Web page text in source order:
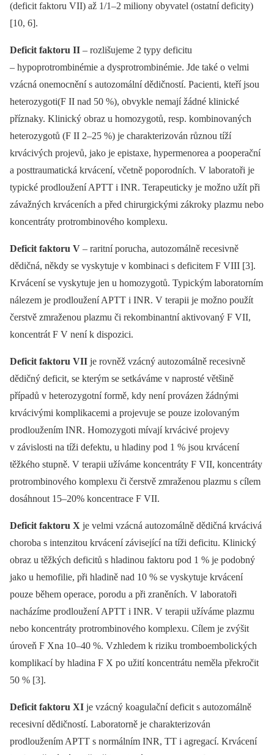
(deficit faktoru VII) až 1/1–2 miliony obyvatel (ostatní deficity)
[10, 6].
Deficit faktoru II –⁠ rozlišujeme 2 typy deficitu
–⁠ hypoprotrombinémie a dysprotrombinémie. Jde také o velmi
vzácná onemocnění s autozomální dědičností. Pacienti, kteří jsou
heterozygoti(F II nad 50 %), obvykle nemají žádné klinické
příznaky. Klinický obraz u homozygotů, resp. kombinovaných
heterozygotů (F II 2–25 %) je charakterizován různou tíží
krvácivých projevů, jako je epistaxe, hypermenorea a pooperační
a posttraumatická krvácení, včetně poporodních. V laboratoři je
typické prodloužení APTT i INR. Terapeuticky je možno užít při
závažných krváceních a před chirurgickými zákroky plazmu nebo
koncentráty protrombinového komplexu.
Deficit faktoru V –⁠ raritní porucha, autozomálně recesivně
dědičná, někdy se vyskytuje v kombinaci s deficitem F VIII [3].
Krvácení se vyskytuje jen u homozygotů. Typickým laboratorním
nálezem je prodloužení APTT i INR. V terapii je možno použít
čerstvě zmraženou plazmu či rekombinantní aktivovaný F VII,
koncentrát F V není k dispozici.
Deficit faktoru VII je rovněž vzácný autozomálně recesivně
dědičný deficit, se kterým se setkáváme v naprosté většině
případů v heterozygotní formě, kdy není provázen žádnými
krvácivými komplikacemi a projevuje se pouze izolovaným
prodloužením INR. Homozygoti mívají krvácivé projevy
v závislosti na tíži defektu, u hladiny pod 1 % jsou krvácení
těžkého stupně. V terapii užíváme koncentráty F VII, koncentráty
protrombinového komplexu či čerstvě zmraženou plazmu s cílem
dosáhnout 15–20% koncentrace F VII.
Deficit faktoru X je velmi vzácná autozomálně dědičná krvácivá
choroba s intenzitou krvácení závisející na tíži deficitu. Klinický
obraz u těžkých deficitů s hladinou faktoru pod 1 % je podobný
jako u hemofilie, při hladině nad 10 % se vyskytuje krvácení
pouze během operace, porodu a při zraněních. V laboratoři
nacházíme prodloužení APTT i INR. V terapii užíváme plazmu
nebo koncentráty protrombinového komplexu. Cílem je zvýšit
úroveň F Xna 10–40 %. Vzhledem k riziku tromboembolických
komplikací by hladina F X po užití koncentrátu neměla překročit
50 % [3].
Deficit faktoru XI je vzácný koagulační deficit s autozomálně
recesivní dědičností. Laboratorně je charakterizován
prodloužením APTT s normálním INR, TT i agregací. Krvácení